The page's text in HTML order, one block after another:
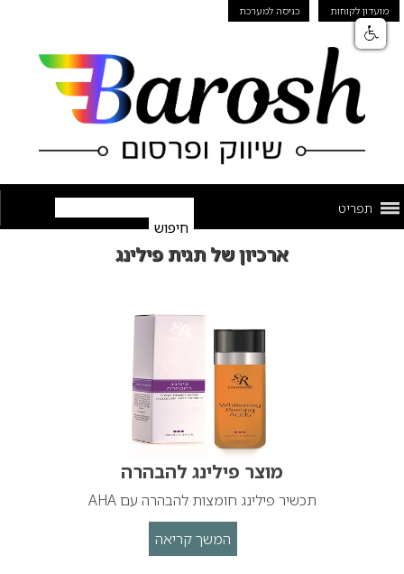
מועדון לקוחות כניסה למערכת
תפריט
ארכיון של תגית פילינג
מוצר פילינג להבהרה
תכשיר פילינג חומצות להבהרה עם AHA
המשך קריאה